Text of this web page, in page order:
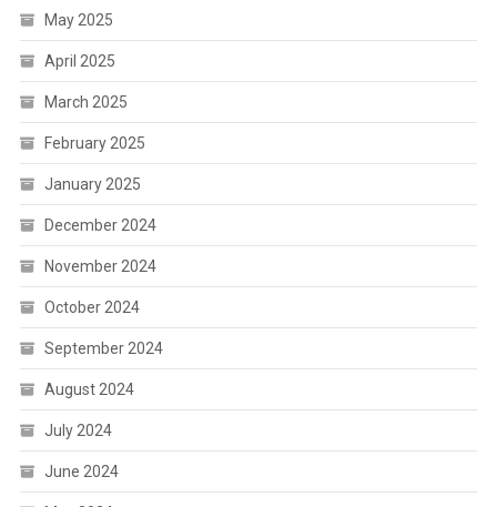
May 2025
April 2025
March 2025
February 2025
January 2025
December 2024
November 2024
October 2024
September 2024
August 2024
July 2024
June 2024